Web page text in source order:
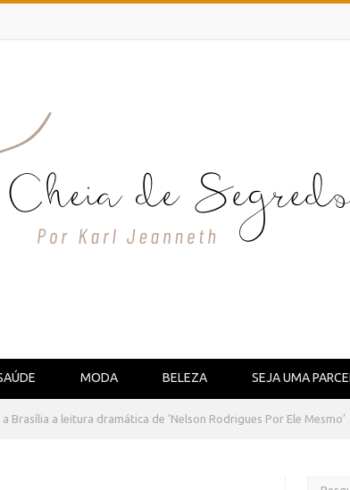
MODA BELEZA SEJA UMA
Brasília a leitura dramática de ‘Nelson Rodrigues Por Ele Mesmo’